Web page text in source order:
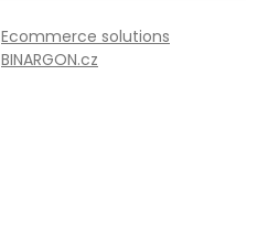
Ecommerce solutions
BINARGON.cz